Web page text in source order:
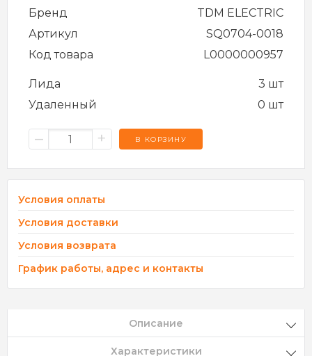
Бренд
TDM ELECTRIC
Артикул
SQ0704-0018
Код товара
L0000000957
Лида
3 шт
Удаленный
0 шт
– + В КОРЗИНУ
Условия оплаты
Условия доставки
Условия возврата
График работы, адрес и контакты
Описание
Характеристики